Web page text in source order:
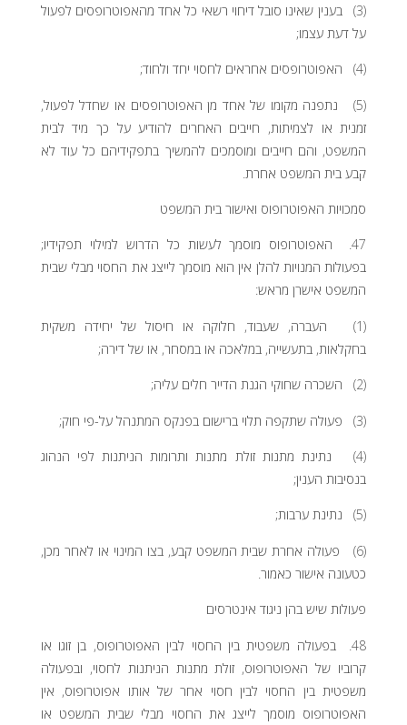
(3) בענין שאינו סובל דיחוי רשאי כל אחד מהאפוטרופסים לפעול
על דעת עצמו;
(4) האפוטרופסים אחראים לחסוי יחד ולחוד;
(5) נתפנה מקומו של אחד מן האפוטרופסים או שחדל לפעול,
זמנית או לצמיתות, חייבים האחרים להודיע על כך מיד לבית
המשפט, והם חייבים ומוסמכים להמשיך בתפקידיהם כל עוד לא
קבע בית המשפט אחרת.
סמכויות האפוטרופוס ואישור בית המשפט
47. האפוטרופוס מוסמך לעשות כל הדרוש למילוי תפקידיו;
בפעולות המנויות להלן אין הוא מוסמך לייצג את החסוי מבלי שבית
המשפט אישרן מראש:
(1) העברה, שעבוד, חלוקה או חיסול של יחידה משקית
בחקלאות, בתעשייה, במלאכה או במסחר, או של דירה;
(2) השכרה שחוקי הגנת הדייר חלים עליה;
(3) פעולה שתקפה תלוי ברישום בפנקס המתנהל על-פי חוק;
(4) נתינת מתנות זולת מתנות ותרומות הניתנות לפי הנהוג
בנסיבות הענין;
(5) נתינת ערבות;
(6) פעולה אחרת שבית המשפט קבע, בצו המינוי או לאחר מכן,
כטעונה אישור כאמור.
פעולות שיש בהן ניגוד אינטרסים
48. בפעולה משפטית בין החסוי לבין האפוטרופוס, בן זוגו או
קרוביו של האפוטרופוס, זולת מתנות הניתנות לחסוי, ובפעולה
משפטית בין החסוי לבין חסוי אחר של אותו אפוטרופוס, אין
האפוטרופוס מוסמך לייצג את החסוי מבלי שבית המשפט או